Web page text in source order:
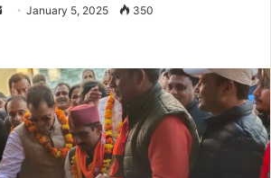
Send January 5, 2025 350